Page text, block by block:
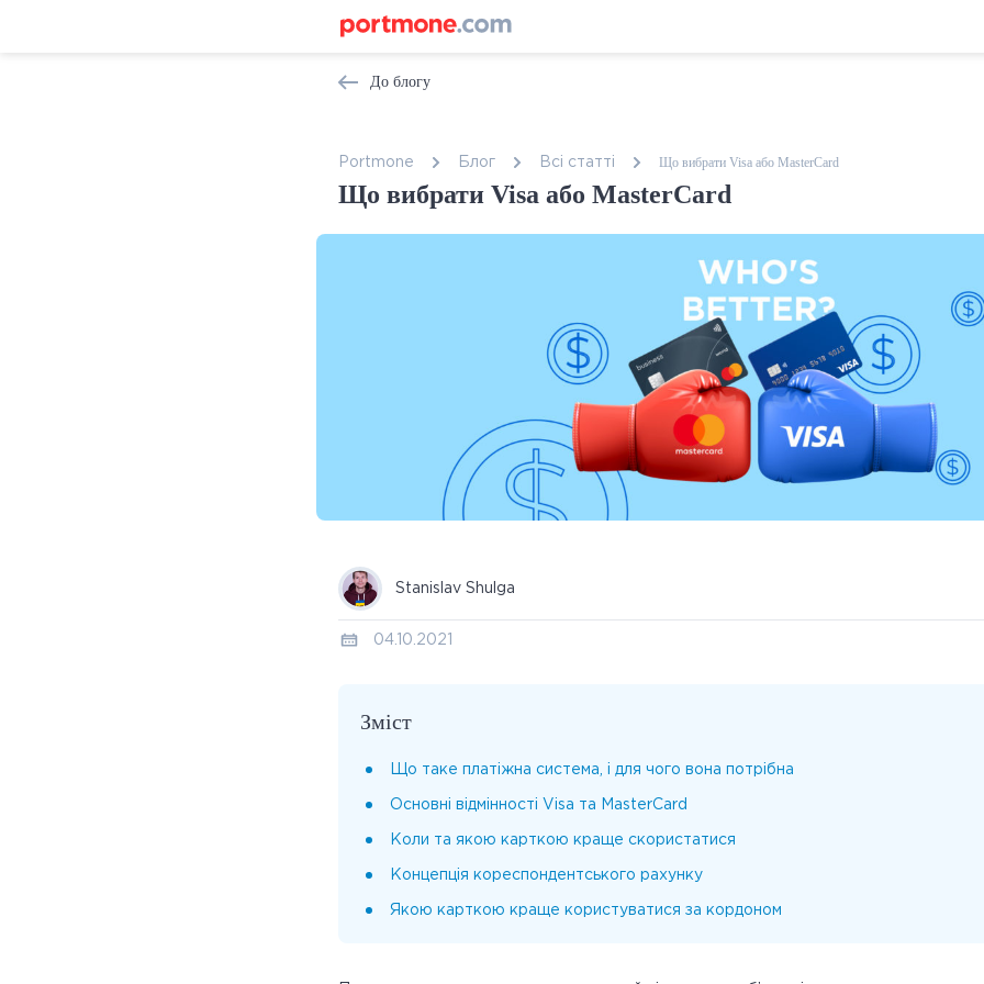
До блогу
Portmone Блог Всі статтi Що вибрати Visa або MasterCard
Що вибрати Visa або MasterCard
Stanislav Shulga
04.10.2021
Зміст
Що таке платіжна система, і для чого вона потрібна
Основні відмінності Visa та MasterCard
Коли та якою карткою краще скористатися
Концепція кореспондентського рахунку
Якою карткою краще користуватися за кордоном